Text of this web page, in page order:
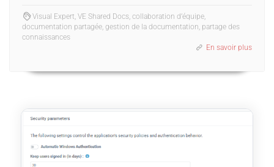
Visual Expert, VE Shared Docs, collaboration d’équipe,
documentation partagée, gestion de la documentation, partage des
connaissances
En savoir plus